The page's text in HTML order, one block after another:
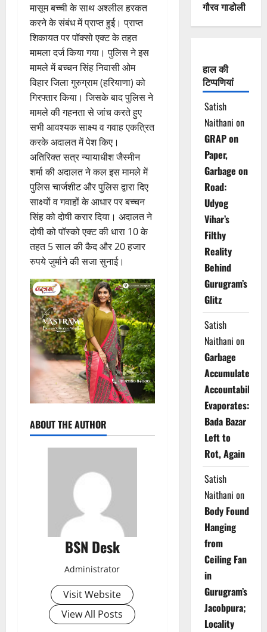
मासूम बच्ची के साथ अश्लील हरकत
करने के संबंध में प्राप्त हुई। प्राप्त
शिकायत पर पॉक्सो एक्ट के तहत
मामला दर्ज किया गया। पुलिस ने इस
मामले में बच्चन सिंह निवासी ओम
विहार जिला गुरुग्राम (हरियाणा) को
गिरफ्तार किया। जिसके बाद पुलिस ने
मामले की गहनता से जांच करते हुए
सभी आवश्यक साक्ष्य व गवाह एकत्रित
करके अदालत में पेश किए।
अतिरिक्त सत्र न्यायाधीश जैस्मीन
शर्मा की अदालत ने कल इस मामले में
पुलिस चार्जशीट और पुलिस द्वारा दिए
साक्ष्यों व गवाहों के आधार पर बच्चन
सिंह को दोषी करार दिया। अदालत ने
दोषी को पॉस्को एक्ट की धारा 10 के
तहत 5 साल की कैद और 20 हजार
रुपये जुर्माने की सजा सुनाई।
ABOUT THE AUTHOR
BSN Desk
Administrator
Visit Website
View All Posts
गौरव गाडोली
हाल की
टिप्पणियां
Satish
Naithani on
GRAP on
Paper,
Garbage on
Road:
Udyog
Vihar’s
Filthy
Reality
Behind
Gurugram’s
Glitz
Satish
Naithani on
Garbage
Accumulates,
Accountability
Evaporates:
Bada Bazar
Left to
Rot, Again
Satish
Naithani on
Body Found
Hanging
from
Ceiling Fan
in
Gurugram’s
Jacobpura;
Locality